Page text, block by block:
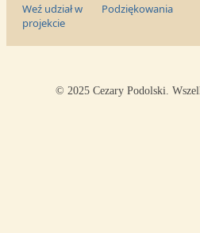
Weź udział w
projekcie
Podziękowania
© 2025 Cezary Podolski.